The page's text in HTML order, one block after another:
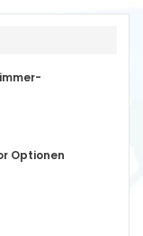
Optionen